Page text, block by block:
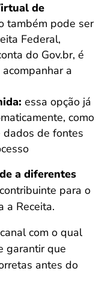
de
também pode ser
Federal,
do Gov.br, é
a
essa opção já
como
dados de fontes
a diferentes
para o
a Receita.
com o qual
garantir que
antes do